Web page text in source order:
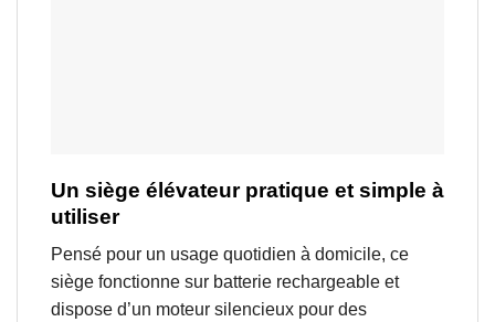
Un siège élévateur pratique et simple à
utiliser
Pensé pour un usage quotidien à domicile, ce
siège fonctionne sur batterie rechargeable et
dispose d’un moteur silencieux pour des